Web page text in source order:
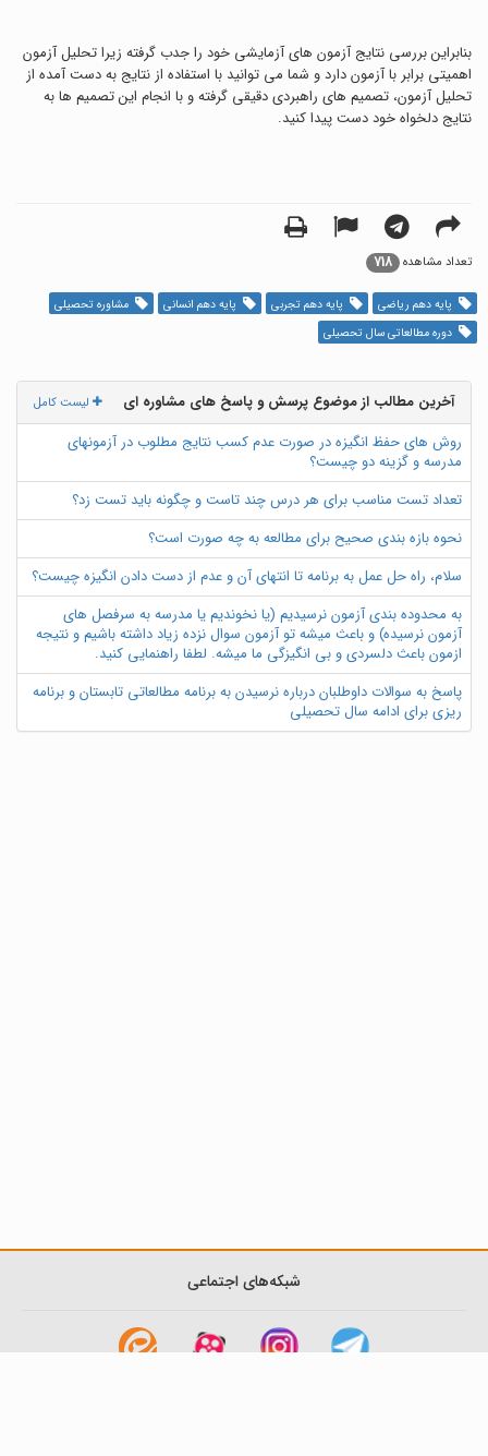
بنابراین بررسی نتایج آزمون های آزمایشی خود را جدب گرفته زیرا تحلیل آزمون
اهمیتی برابر با آزمون دارد و شما می توانید با استفاده از نتایج به دست آمده از
تحلیل آزمون، تصمیم های راهبردی دقیقی گرفته و با انجام این تصمیم ها به
نتایج دلخواه خود دست پیدا کنید.
تعداد مشاهده 718
پایه دهم ریاضی پایه دهم تجربی پایه دهم انسانی
مشاوره تحصیلی
دوره مطالعاتی سال تحصیلی
لیست کامل
آخرین مطالب از موضوع پرسش و پاسخ های مشاوره ای
روش های حفظ انگیزه در صورت عدم کسب نتایج مطلوب در آزمونهای
مدرسه و گزینه دو چیست؟
تعداد تست مناسب برای هر درس چند تاست و چگونه باید تست زد؟
نحوه بازه بندی صحیح برای مطالعه به چه صورت است؟
سلام، راه حل عمل به برنامه تا انتهای آن و عدم از دست دادن انگیزه چیست؟
به محدوده بندی آزمون نرسیدیم (یا نخوندیم یا مدرسه به سرفصل های
آزمون نرسیده) و باعث میشه تو آزمون سوال نزده زیاد داشته باشیم و نتیجه
ازمون باعث دلسردی و بی انگیزگی ما میشه. لطفا راهنمایی کنید.
پاسخ به سوالات داوطلبان درباره نرسیدن به برنامه مطالعاتی تابستان و برنامه
ریزی برای ادامه سال تحصیلی
شبکه‌های اجتماعی